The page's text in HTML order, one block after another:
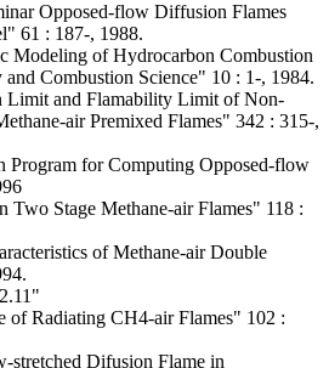
Opposed-flow Diffusion Flames
61 : 187-, 1988.
Modeling of Hydrocarbon Combustion
and Combustion Science" 10 : 1-, 1984.
Limit and Flamability Limit of Non-
air Premixed Flames" 342 : 315-,
Program for Computing Opposed-flow
Two Stage Methane-air Flames" 118 :
of Methane-air Double
of Radiating CH4-air Flames" 102 :
Difusion Flame in